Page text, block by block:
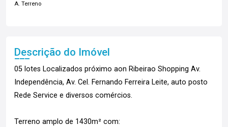
A. Terreno
Descrição do Imóvel
05 lotes Localizados próximo aon Ribeirao Shopping Av.
Independência, Av. Cel. Fernando Ferreira Leite, auto posto
Rede Service e diversos comércios.
Terreno amplo de 1430m² com: